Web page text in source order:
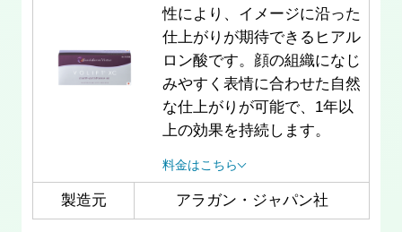
性により、イメージに沿った
仕上がりが期待できるヒアル
ロン酸です。顔の組織になじ
みやすく表情に合わせた自然
な仕上がりが可能で、1年以
上の効果を持続します。
料金はこちら
製造元 アラガン・ジャパン社